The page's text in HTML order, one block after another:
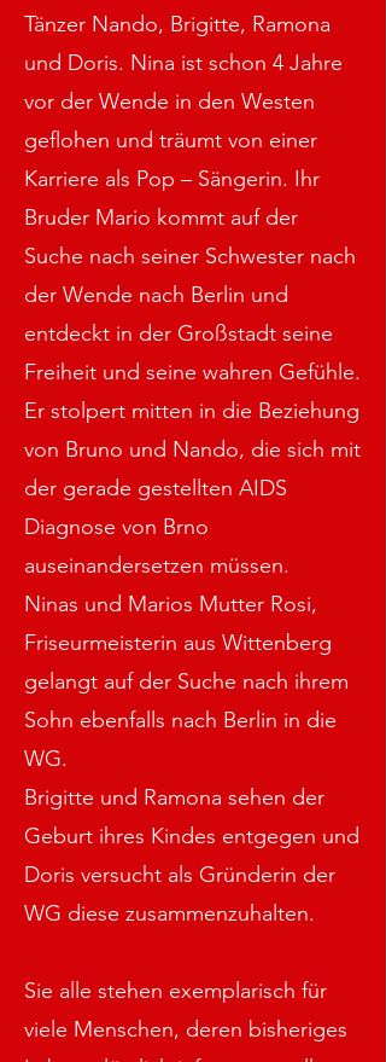
Tänzer Nando, Brigitte, Ramona
und Doris. Nina ist schon 4 Jahre
vor der Wende in den Westen
geflohen und träumt von einer
Karriere als Pop – Sängerin. Ihr
Bruder Mario kommt auf der
Suche nach seiner Schwester nach
der Wende nach Berlin und
entdeckt in der Großstadt seine
Freiheit und seine wahren Gefühle.
Er stolpert mitten in die Beziehung
von Bruno und Nando, die sich mit
der gerade gestellten AIDS
Diagnose von Brno
auseinandersetzen müssen.
Ninas und Marios Mutter Rosi,
Friseurmeisterin aus Wittenberg
gelangt auf der Suche nach ihrem
Sohn ebenfalls nach Berlin in die
WG.
Brigitte und Ramona sehen der
Geburt ihres Kindes entgegen und
Doris versucht als Gründerin der
WG diese zusammenzuhalten.
Sie alle stehen exemplarisch für
viele Menschen, deren bisheriges